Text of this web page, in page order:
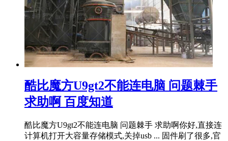
酷比魔方U9gt2不能连电脑 问题棘手
求助啊 百度知道
酷比魔方U9gt2不能连电脑 问题棘手 求助啊你好,直接连
计算机打开大容量存储模式,关掉usb ... 固件刷了很多,官